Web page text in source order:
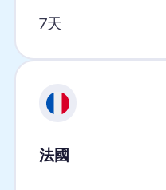
7天
法國